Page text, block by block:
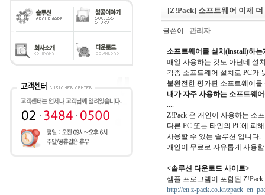
[Z!Pack] 소프트웨어 이제
글쓴이 : 관리자
소프트웨어를 설치(install)하
매일 사용하는 것도 아닌데 설
각종 소프트웨어 설치로 PC가
불완전한 평가판 소프트웨어
내가 자주 사용하는 소프트웨
....
Z!Pack 은 개인이 사용하는 소
다른 PC 또는 타인의 PC에 피
사용할 수 있는 솔루션 입니다.
개인이 무료로 자유롭게 사용
<솔루션 다운로드 사이트>
샘플 프로그램이 포함된
http://en.z-pack.co.kr/